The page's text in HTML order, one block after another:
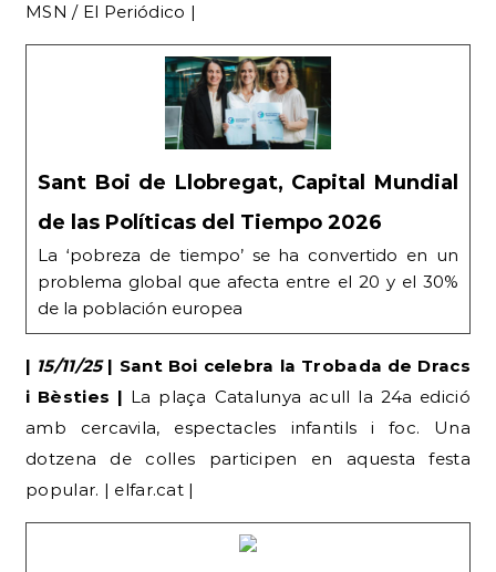
MSN / El Periódico |
Sant Boi de Llobregat, Capital Mundial
de las Políticas del Tiempo 2026
La ‘pobreza de tiempo’ se ha convertido en un
problema global que afecta entre el 20 y el 30%
de la población europea
| 15/11/25| Sant Boi celebra la Trobada de Dracs
i Bèsties | La plaça Catalunya acull la 24a edició
amb cercavila, espectacles infantils i foc. Una
dotzena de colles participen en aquesta festa
popular. | elfar.cat |